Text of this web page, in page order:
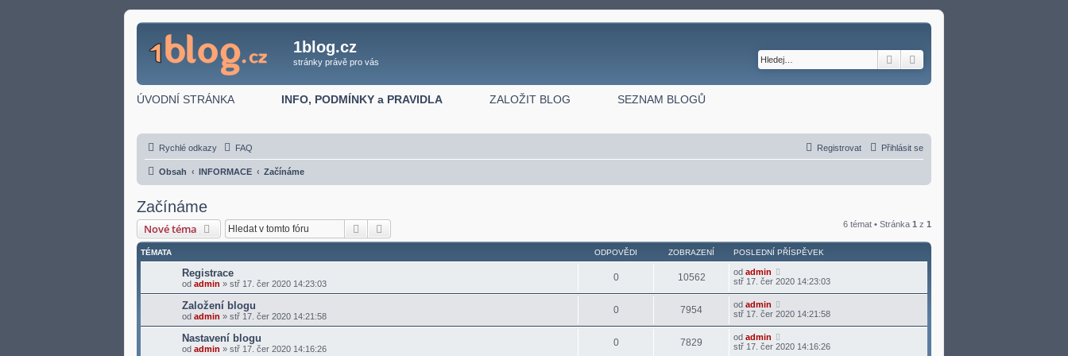
1blog.cz
stránky právě pro vás Hledat
ÚVODNÍ STRÁNKA INFO, PODMÍNKY a PRAVIDLA ZALOŽIT BLOG SEZNAM BLOGŮ
Rychlé odkazy FAQ Přihlásit se
Registrovat
Obsah INFORMACE Začínáme
Začínáme
Nové téma Hledat 6 témat • Stránka 1 z 1
TÉMATA ODPOVĚDI ZOBRAZENÍ POSLEDNÍ PŘÍSPĚVEK
Registrace
od admin » stř 17. čer 2020 14:23:03
0 10562 od admin
stř 17. čer 2020 14:23:03
Založení blogu
od admin » stř 17. čer 2020 14:21:58
0 7954 od admin
stř 17. čer 2020 14:21:58
Nastavení blogu
od admin » stř 17. čer 2020 14:16:26
0 7829 od admin
stř 17. čer 2020 14:16:26